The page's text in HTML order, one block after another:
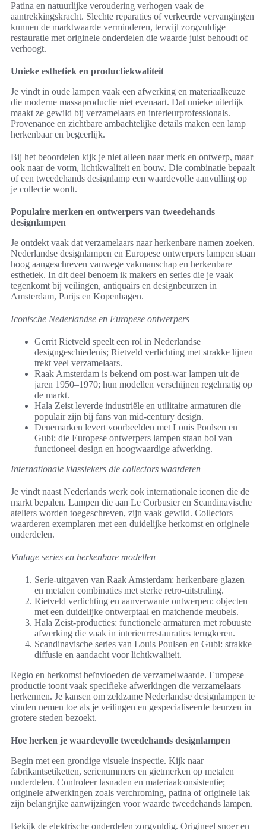
Patina en natuurlijke veroudering verhogen vaak de
aantrekkingskracht. Slechte reparaties of verkeerde vervangingen
kunnen de marktwaarde verminderen, terwijl zorgvuldige
restauratie met originele onderdelen die waarde juist behoudt of
verhoogt.
Unieke esthetiek en productiekwaliteit
Je vindt in oude lampen vaak een afwerking en materiaalkeuze
die moderne massaproductie niet evenaart. Dat unieke uiterlijk
maakt ze gewild bij verzamelaars en interieurprofessionals.
Provenance en zichtbare ambachtelijke details maken een lamp
herkenbaar en begeerlijk.
Bij het beoordelen kijk je niet alleen naar merk en ontwerp, maar
ook naar de vorm, lichtkwaliteit en bouw. Die combinatie bepaalt
of een tweedehands designlamp een waardevolle aanvulling op
je collectie wordt.
Populaire merken en ontwerpers van tweedehands
designlampen
Je ontdekt vaak dat verzamelaars naar herkenbare namen zoeken.
Nederlandse designlampen en Europese ontwerpers lampen staan
hoog aangeschreven vanwege vakmanschap en herkenbare
esthetiek. In dit deel benoem ik makers en series die je vaak
tegenkomt bij veilingen, antiquairs en designbeurzen in
Amsterdam, Parijs en Kopenhagen.
Iconische Nederlandse en Europese ontwerpers
Gerrit Rietveld speelt een rol in Nederlandse
designgeschiedenis; Rietveld verlichting met strakke lijnen
trekt veel verzamelaars.
Raak Amsterdam is bekend om post-war lampen uit de
jaren 1950–1970; hun modellen verschijnen regelmatig op
de markt.
Hala Zeist leverde industriële en utilitaire armaturen die
populair zijn bij fans van mid-century design.
Denemarken levert voorbeelden met Louis Poulsen en
Gubi; die Europese ontwerpers lampen staan bol van
functioneel design en hoogwaardige afwerking.
Internationale klassiekers die collectors waarderen
Je vindt naast Nederlands werk ook internationale iconen die de
markt bepalen. Lampen die aan Le Corbusier en Scandinavische
ateliers worden toegeschreven, zijn vaak gewild. Collectors
waarderen exemplaren met een duidelijke herkomst en originele
onderdelen.
Vintage series en herkenbare modellen
Serie-uitgaven van Raak Amsterdam: herkenbare glazen
en metalen combinaties met sterke retro-uitstraling.
Rietveld verlichting en aanverwante ontwerpen: objecten
met een duidelijke ontwerptaal en matchende meubels.
Hala Zeist-producties: functionele armaturen met robuuste
afwerking die vaak in interieurrestauraties terugkeren.
Scandinavische series van Louis Poulsen en Gubi: strakke
diffusie en aandacht voor lichtkwaliteit.
Regio en herkomst beïnvloeden de verzamelwaarde. Europese
productie toont vaak specifieke afwerkingen die verzamelaars
herkennen. Je kansen om zeldzame Nederlandse designlampen te
vinden nemen toe als je veilingen en gespecialiseerde beurzen in
grotere steden bezoekt.
Hoe herken je waardevolle tweedehands designlampen
Begin met een grondige visuele inspectie. Kijk naar
fabrikantsetiketten, serienummers en gietmerken op metalen
onderdelen. Controleer lasnaden en materiaalconsistentie;
originele afwerkingen zoals verchroming, patina of originele lak
zijn belangrijke aanwijzingen voor waarde tweedehands lampen.
Bekijk de elektrische onderdelen zorgvuldig. Origineel snoer en